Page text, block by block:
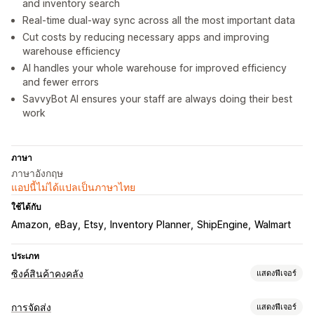
and inventory search
Real-time dual-way sync across all the most important data
Cut costs by reducing necessary apps and improving
warehouse efficiency
AI handles your whole warehouse for improved efficiency
and fewer errors
SavvyBot AI ensures your staff are always doing their best
work
ภาษา
ภาษาอังกฤษ
แอปนี้ไม่ได้แปลเป็นภาษาไทย
ใช้ได้กับ
Amazon eBay Etsy Inventory Planner ShipEngine Walmart
ประเภท
ซิงค์สินค้าคงคลัง แสดงฟีเจอร์
ประเภทการซิงค์
การจัดส่ง แสดงฟีเจอร์